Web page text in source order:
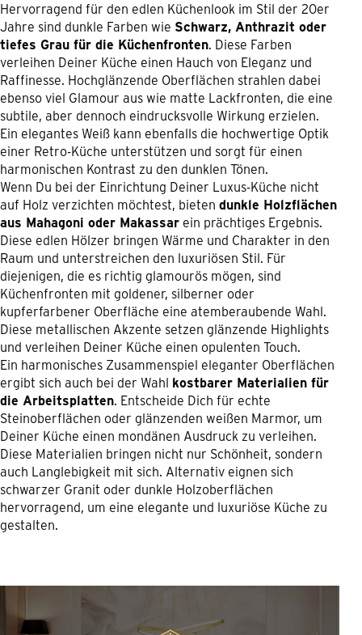
Hervorragend für den edlen Küchenlook im Stil der 20er
Jahre sind dunkle Farben wie Schwarz, Anthrazit oder
tiefes Grau für die Küchenfronten. Diese Farben
verleihen Deiner Küche einen Hauch von Eleganz und
Raffinesse. Hochglänzende Oberflächen strahlen dabei
ebenso viel Glamour aus wie matte Lackfronten, die eine
subtile, aber dennoch eindrucksvolle Wirkung erzielen.
Ein elegantes Weiß kann ebenfalls die hochwertige Optik
einer Retro-Küche unterstützen und sorgt für einen
harmonischen Kontrast zu den dunklen Tönen.
Wenn Du bei der Einrichtung Deiner Luxus-Küche nicht
auf Holz verzichten möchtest, bieten dunkle Holzflächen
aus Mahagoni oder Makassar ein prächtiges Ergebnis.
Diese edlen Hölzer bringen Wärme und Charakter in den
Raum und unterstreichen den luxuriösen Stil. Für
diejenigen, die es richtig glamourös mögen, sind
Küchenfronten mit goldener, silberner oder
kupferfarbener Oberfläche eine atemberaubende Wahl.
Diese metallischen Akzente setzen glänzende Highlights
und verleihen Deiner Küche einen opulenten Touch.
Ein harmonisches Zusammenspiel eleganter Oberflächen
ergibt sich auch bei der Wahl kostbarer Materialien für
die Arbeitsplatten. Entscheide Dich für echte
Steinoberflächen oder glänzenden weißen Marmor, um
Deiner Küche einen mondänen Ausdruck zu verleihen.
Diese Materialien bringen nicht nur Schönheit, sondern
auch Langlebigkeit mit sich. Alternativ eignen sich
schwarzer Granit oder dunkle Holzoberflächen
hervorragend, um eine elegante und luxuriöse Küche zu
gestalten.